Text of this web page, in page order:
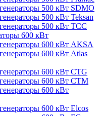
500 кВт SDMO
500 кВт Teksan
500 кВт ТСС
600 кВт
600 кВт AKSA
600 кВт Atlas
600 кВт CTG
600 кВт CTM
600 кВт
600 кВт Elcos